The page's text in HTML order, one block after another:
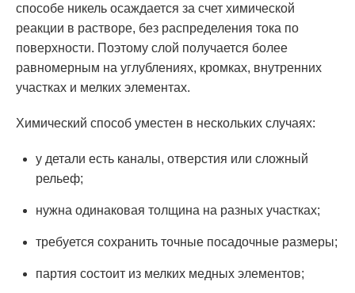
способе никель осаждается за счет химической
реакции в растворе, без распределения тока по
поверхности. Поэтому слой получается более
равномерным на углублениях, кромках, внутренних
участках и мелких элементах.
Химический способ уместен в нескольких случаях:
у детали есть каналы, отверстия или сложный
рельеф;
нужна одинаковая толщина на разных участках;
требуется сохранить точные посадочные размеры;
партия состоит из мелких медных элементов;